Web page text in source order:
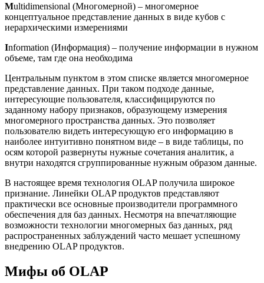
Multidimensional (Многомерной) – многомерное
концептуальное представление данных в виде кубов с
иерархическими измерениями
Information (Информация) – получение информации в нужном
объеме, там где она необходима
Центральным пунктом в этом списке является многомерное
представление данных. При таком подходе данные,
интересующие пользователя, классифицируются по
заданному набору признаков, образующему измерения
многомерного пространства данных. Это позволяет
пользователю видеть интересующую его информацию в
наиболее интуитивно понятном виде – в виде таблицы, по
осям которой развернуты нужные сочетания аналитик, а
внутри находятся сгруппированные нужным образом данные.
В настоящее время технология OLAP получила широкое
признание. Линейки OLAP продуктов представляют
практически все основные производители программного
обеспечения для баз данных. Несмотря на впечатляющие
возможности технологии многомерных баз данных, ряд
распространенных заблуждений часто мешает успешному
внедрению OLAP продуктов.
Мифы об OLAP